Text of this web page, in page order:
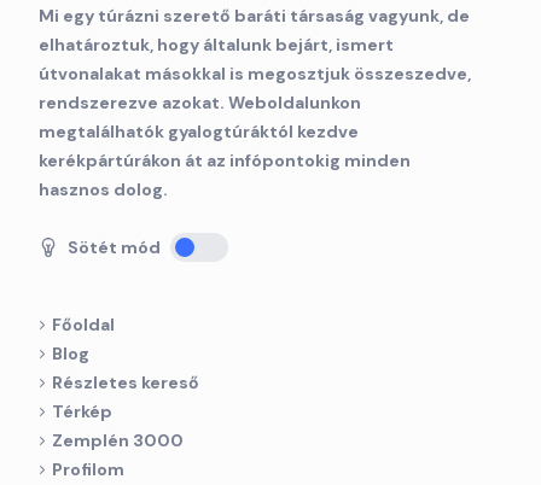
Mi egy túrázni szerető baráti társaság vagyunk, de
elhatároztuk, hogy általunk bejárt, ismert
útvonalakat másokkal is megosztjuk összeszedve,
rendszerezve azokat. Weboldalunkon
megtalálhatók gyalogtúráktól kezdve
kerékpártúrákon át az infópontokig minden
hasznos dolog.
Sötét mód
Főoldal
Blog
Részletes kereső
Térkép
Zemplén 3000
Profilom